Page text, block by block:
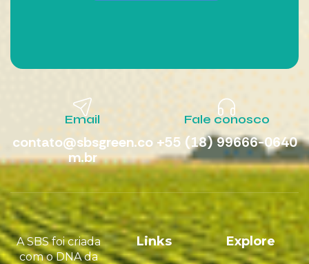
Email
contato@sbsgreen.co
m.br
Fale conosco
+55 (18) 99666-0640
Links Explore
A SBS foi criada
com o DNA da